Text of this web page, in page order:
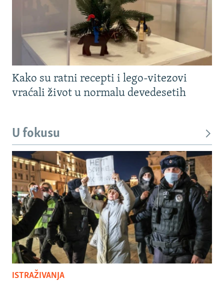
Kako su ratni recepti i lego-vitezovi
vraćali život u normalu devedesetih
U fokusu
ISTRAŽIVANJA